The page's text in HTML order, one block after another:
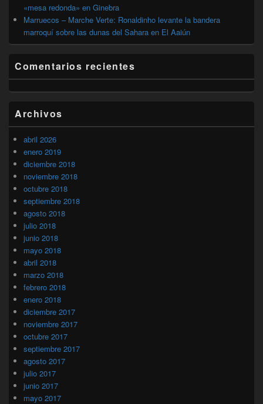
«mesa redonda» en Ginebra
Marruecos – Marche Verte: Ronaldinho levante la bandera
marroquí sobre las dunas del Sahara en El Aaiún
Comentarios recientes
Archivos
abril 2026
enero 2019
diciembre 2018
noviembre 2018
octubre 2018
septiembre 2018
agosto 2018
julio 2018
junio 2018
mayo 2018
abril 2018
marzo 2018
febrero 2018
enero 2018
diciembre 2017
noviembre 2017
octubre 2017
septiembre 2017
agosto 2017
julio 2017
junio 2017
mayo 2017